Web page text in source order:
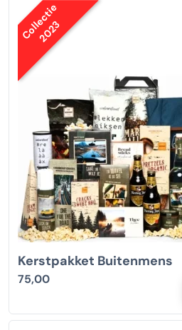
Collectie
2023
Kerstpakket Buitenmens
75,00